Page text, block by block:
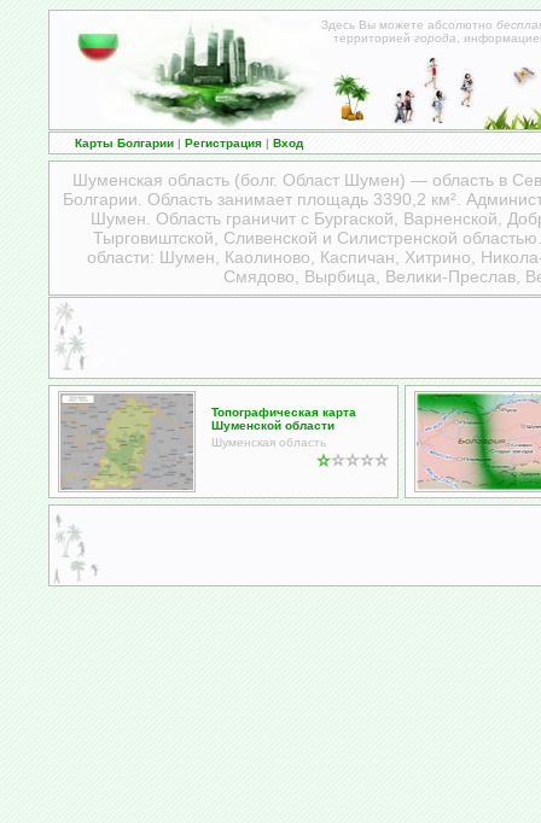
Здесь Вы можете абсолютно
территорией города ,
Карты Болгарии | Регистрация | Вход
Шуменская область (болг. Област Шумен) — область в
Болгарии . Область занимает площадь 3390,2 км².
Шумен. Область граничит с Бургаской, Варненской,
Тырговиштской, Сливенской и Силистренской
области: Шумен, Каолиново, Каспичан, Хитрино,
Смядово, Вырбица, Велики-Преслав,
Топографическая карта
Шуменской области
Шуменская область